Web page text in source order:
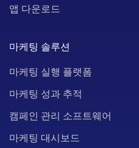
앱 다운로드
마케팅 솔루션
마케팅 실행 플랫폼
마케팅 성과 추적
캠페인 관리 소프트웨어
마케팅 대시보드